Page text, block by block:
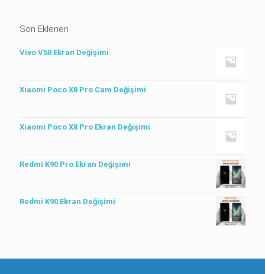
Son Eklenen
Vivo V50 Ekran Değişimi
Xiaomi Poco X8 Pro Cam Değişimi
Xiaomi Poco X8 Pro Ekran Değişimi
Redmi K90 Pro Ekran Değişimi
Redmi K90 Ekran Değişimi